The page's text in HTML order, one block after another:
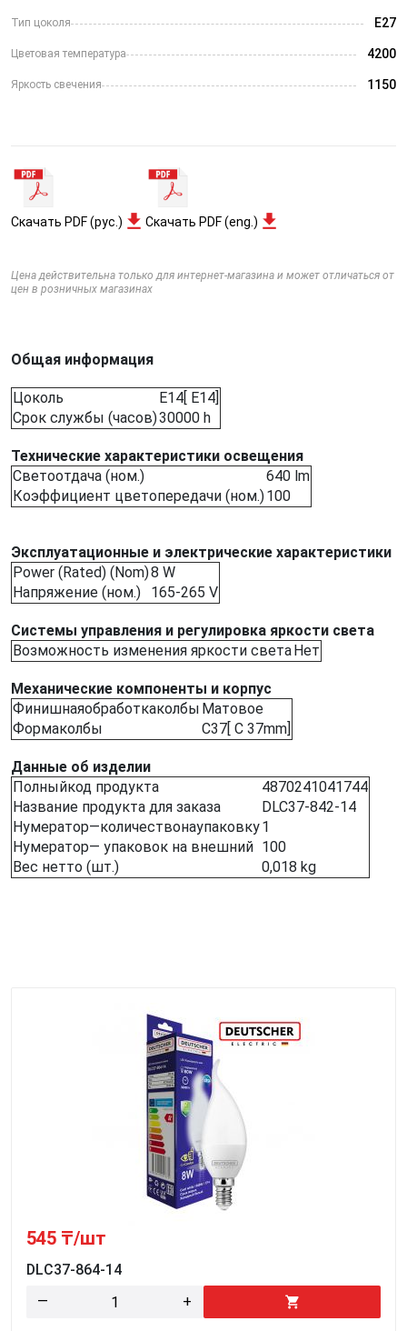
Тип цоколя Е27
Цветовая температура 4200
Яркость свечения 1150
Скачать PDF (рус.) Скачать PDF (eng.)
Цена действительна только для интернет-магазина и может отличаться от
цен в розничных магазинах
Общая информация
Цоколь
E14[ E14]
Срок службы (часов)30000 h
Технические характеристики освещения
Светоотдача (ном.)
640 lm
Коэффициент цветопередачи (ном.)100
Эксплуатационные и электрические характеристики
Power (Rated) (Nom)8 W
Напряжение (ном.)
165-265 V
Системы управления и регулировка яркости света
Возможность изменения яркости светаНет
Механические компоненты и корпус
Финишнаяобработкаколбы Матовое
Формаколбы
С37[ С 37mm]
Данные об изделии
Полныйкод продукта
4870241041744
Название продукта для заказа
DLC37-842-14
Нумератор—количествонаупаковку1
Нумератор— упаковок на внешний 100
Вес нетто (шт.)
0,018 kg
545 ₸/шт
DLC37-864-14
—
+